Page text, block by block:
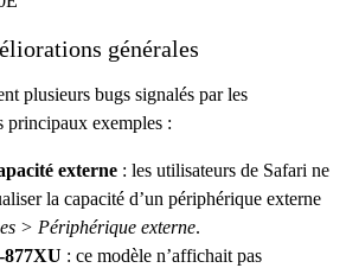
générales
plusieurs bugs signalés par les
principaux exemples :
externe : les utilisateurs de Safari ne
la capacité d’un périphérique externe
> Périphérique externe.
877XU : ce modèle n’affichait pas